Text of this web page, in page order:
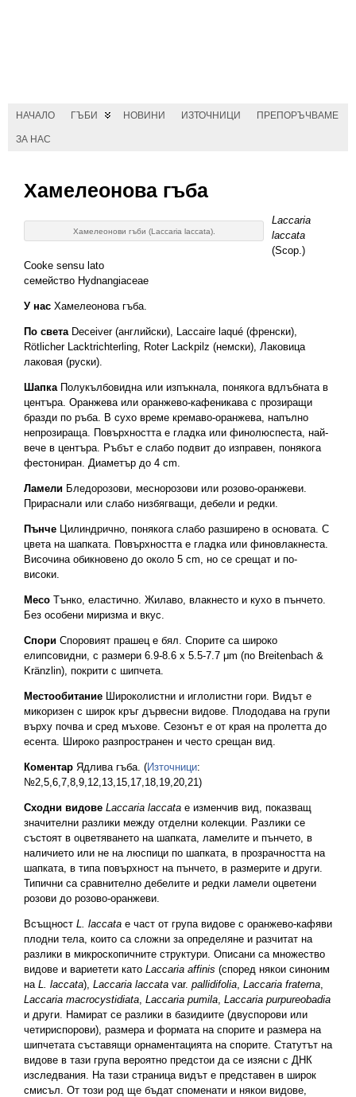
НАЧАЛО ГЪБИ НОВИНИ ИЗТОЧНИЦИ ПРЕПОРЪЧВАМЕ
ЗА НАС
Хамелеонова гъба
Хамелеонови гъби (Laccaria laccata).
Laccaria
laccata
(Scop.)
Cooke sensu lato
семейство Hydnangiaceae
У нас Хамелеонова гъба.
По светаDeceiver (английски), Laccaire laqué (френски),
Rötlicher Lacktrichterling, Roter Lackpilz (немски), Лаковица
лаковая (руски).
ШапкаПолукълбовидна или изпъкнала, понякога вдлъбната в
центъра. Оранжева или оранжево-кафеникава с прозиращи
бразди по ръба. В сухо време кремаво-оранжева, напълно
непрозираща. Повърхността е гладка или финолюспеста, най-
вече в центъра. Ръбът е слабо подвит до изправен, понякога
фестониран. Диаметър до 4 cm.
Ламели Бледорозови, меснорозови или розово-оранжеви.
Прираснали или слабо низбягващи, дебели и редки.
Пънче Цилиндрично, понякога слабо разширено в основата. С
цвета на шапката. Повърхността е гладка или финовлакнеста.
Височина обикновено до около 5 cm, но се срещат и по-
високи.
Месо Тънко, еластично. Жилаво, влакнесто и кухо в пънчето.
Без особени миризма и вкус.
Спори Споровият прашец е бял. Спорите са широко
елипсовидни, с размери 6.9-8.6 x 5.5-7.7 μm (по Breitenbach &
Kränzlin), покрити с шипчета.
Местообитание Широколистни и иглолистни гори. Видът е
микоризен с широк кръг дървесни видове. Плододава на групи
върху почва и сред мъхове. Сезонът е от края на пролетта до
есента. Широко разпространен и често срещан вид.
Коментар Ядлива гъба. (Източници:
№2,5,6,7,8,9,12,13,15,17,18,19,20,21)
Сходни видове Laccaria laccata е изменчив вид, показващ
значителни разлики между отделни колекции. Разлики се
състоят в оцветяването на шапката, ламелите и пънчето, в
наличието или не на люспици по шапката, в прозрачността на
шапката, в типа повърхност на пънчето, в размерите и други.
Типични са сравнително дебелите и редки ламели оцветени
розови до розово-оранжеви.
Всъщност L. laccata е част от група видове с оранжево-кафяви
плодни тела, които са сложни за определяне и разчитат на
разлики в микроскопичните структури. Описани са множество
видове и вариетети като Laccaria affinis (според някои синоним
на L. laccata), Laccaria laccata var. pallidifolia, Laccaria fraterna,
Laccaria macrocystidiata, Laccaria pumila, Laccaria purpureobadia
и други. Намират се разлики в базидиите (двуспорови или
четириспорови), размера и формата на спорите и размера на
шипчетата съставящи орнаментацията на спорите. Статутът на
видове в тази група вероятно предстои да се изясни с ДНК
изследвания. На тази страница видът е представен в широк
смисъл. От този род ще бъдат споменати и някои видове,